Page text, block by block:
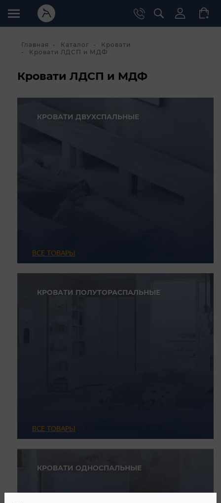
Главная Каталог
Кровати
Кровати ЛДСП и МДФ
Кровати ЛДСП и МДФ
КРОВАТИ ДВУХСПАЛЬНЫЕ
ВСЕ ТОВАРЫ
КРОВАТИ ПОЛУТОРАСПАЛЬНЫЕ
ВСЕ ТОВАРЫ
КРОВАТИ ОДНОСПАЛЬНЫЕ